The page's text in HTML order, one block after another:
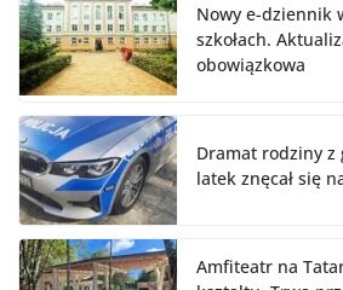
Nowy e-dziennik
szkołach.
obowiązkowa
Dramat rodziny z
latek znęcał się
Amfiteatr na